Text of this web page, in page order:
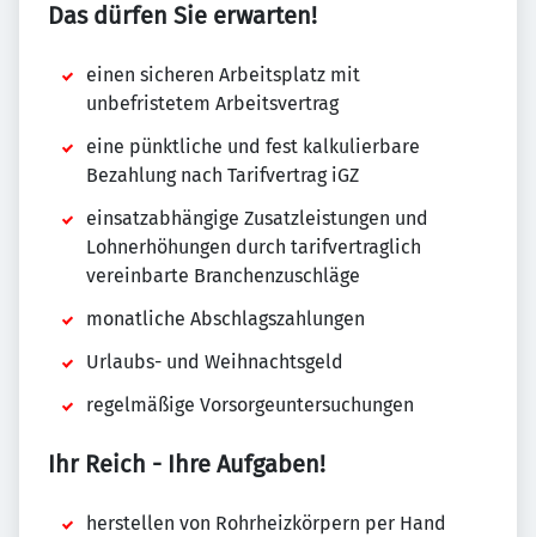
Das dürfen Sie erwarten!
einen sicheren Arbeitsplatz mit
unbefristetem Arbeitsvertrag
eine pünktliche und fest kalkulierbare
Bezahlung nach Tarifvertrag iGZ
einsatzabhängige Zusatzleistungen und
Lohnerhöhungen durch tarifvertraglich
vereinbarte Branchenzuschläge
monatliche Abschlagszahlungen
Urlaubs- und Weihnachtsgeld
regelmäßige Vorsorgeuntersuchungen
Ihr Reich - Ihre Aufgaben!
herstellen von Rohrheizkörpern per Hand